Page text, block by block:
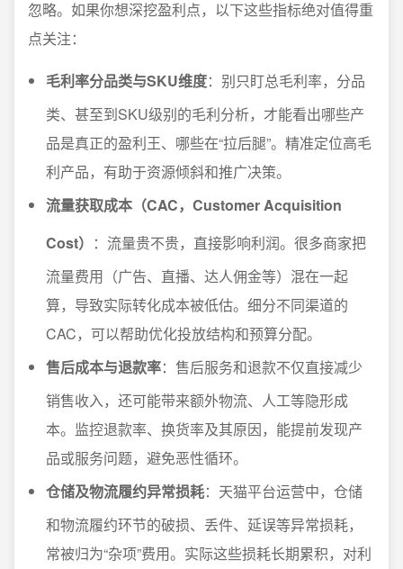
忽略。如果你想深挖盈利点，以下这些指标绝对值得重
点关注：
毛利率分品类与SKU维度：别只盯总毛利率，分品
类、甚至到SKU级别的毛利分析，才能看出哪些产
品是真正的盈利王、哪些在“拉后腿”。精准定位高毛
利产品，有助于资源倾斜和推广决策。
流量获取成本（CAC，Customer Acquisition
Cost） ：流量贵不贵，直接影响利润。很多商家把
流量费用（广告、直播、达人佣金等）混在一起
算，导致实际转化成本被低估。细分不同渠道的
CAC，可以帮助优化投放结构和预算分配。
售后成本与退款率：售后服务和退款不仅直接减少
销售收入，还可能带来额外物流、人工等隐形成
本。监控退款率、换货率及其原因，能提前发现产
品或服务问题，避免恶性循环。
仓储及物流履约异常损耗：天猫平台运营中，仓储
和物流履约环节的破损、丢件、延误等异常损耗，
常被归为“杂项”费用。实际这些损耗长期累积，对利